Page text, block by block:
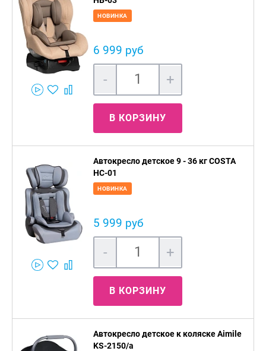
НОВИНКА
6 999 руб
- +
В КОРЗИНУ
Автокресло детское 9 - 36 кг COSTA
HC-01
НОВИНКА
5 999 руб
- +
В КОРЗИНУ
Автокресло детское к коляске Aimile
KS-2150/a